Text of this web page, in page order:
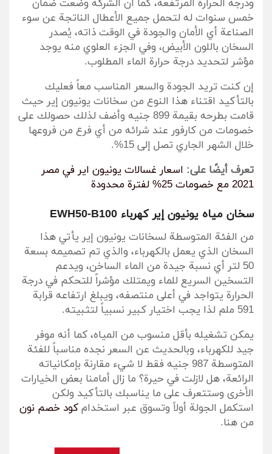
ودرجة الحرارة المرتفعة، كما أن الشركة وضعت ضمان
خمس سنوات له لتحمل جميع الأعطال الناتجة عن سوء
الصناعة أي الأمان والجودة في الوقت ذاته، يُصدر
السخان باللون الأبيض، وفي الجزء العلوي منه يوجد
مؤشر لتحديد درجة حرارة الماء المطلوب.
إن كنت تريد الجودة والسعر المناسب معاً فعليك
بالتأكيد اقتناء هذا النوع من سخانات يونيون إير حيث
قامت بطرحه بقيمة 899 جنيه وأضف لذلك حصولك على
خصومات من كارفور عند شرائه من أي فرع من فروعها
خلال الشهر الجاري تصل إلى 15%.
تعرف أيضًا على: اسعار غسالات يونيون اير في مصر
2021 مع خصومات 25% لفترة محدودة
سخان مياه يونيون إير كهرباء EWH50-B100
من الفئة المتوسطة لسخانات يونيون إير يأتي هذا
السخان الذي يعمل بالكهرباء، والذي تم تصميمه بسعة
50 لتر أي نسبة جيدة من الماء الساخن، ويدعم
التسخين السريع للماء ويمتلك مؤشراً للتحكم في درجة
الحرارة يتواجد في أعلى منتصفه، ويبلغ ارتفاعه قرابة
591 ملم لذا يجب اختيار كبير نسبياً لتثبيته.
يمكن تشغيله بأقل منسوب من المياه، كما أنه موفر
جيد للكهرباء، وبالحديث عن السعر نجده مناسباً للفئة
المتوسطة 987 جنيه فقط لا شيء مقارنة بإمكانياته
الرائعة، هل لازلت في حيرة؟ ما زال أمامنا بعض الخيارات
الأخرى وستتعرف على ما يناسبك بالتأكيد ولكن
استكمل الجولة أولاً وتسوق عبر استخدام كود خصم نون
من هنا.